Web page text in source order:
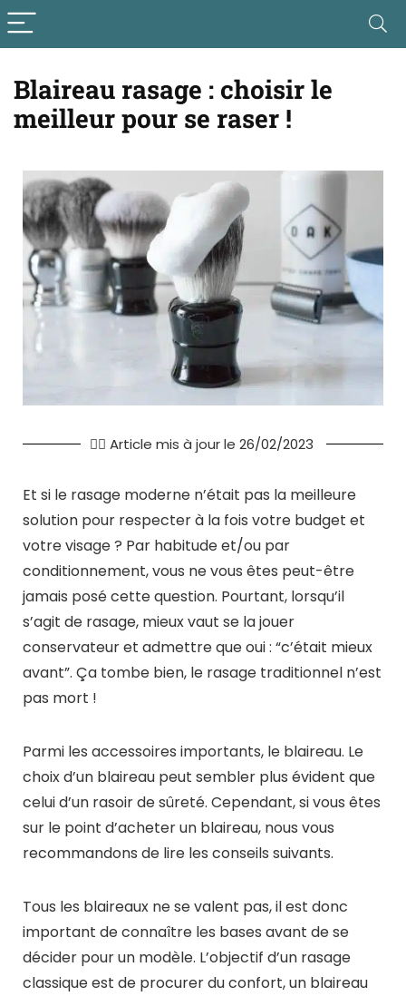
Blaireau rasage : choisir le
meilleur pour se raser !
✍🏻 Article mis à jour le 26/02/2023
Et si le rasage moderne n’était pas la meilleure
solution pour respecter à la fois votre budget et
votre visage ? Par habitude et/ou par
conditionnement, vous ne vous êtes peut-être
jamais posé cette question. Pourtant, lorsqu’il
s’agit de rasage, mieux vaut se la jouer
conservateur et admettre que oui : “c’était mieux
avant”. Ça tombe bien, le rasage traditionnel n’est
pas mort !
Parmi les accessoires importants, le blaireau. Le
choix d’un blaireau peut sembler plus évident que
celui d’un rasoir de sûreté. Cependant, si vous êtes
sur le point d’acheter un blaireau, nous vous
recommandons de lire les conseils suivants.
Tous les blaireaux ne se valent pas, il est donc
important de connaître les bases avant de se
décider pour un modèle. L’objectif d’un rasage
classique est de procurer du confort, un blaireau